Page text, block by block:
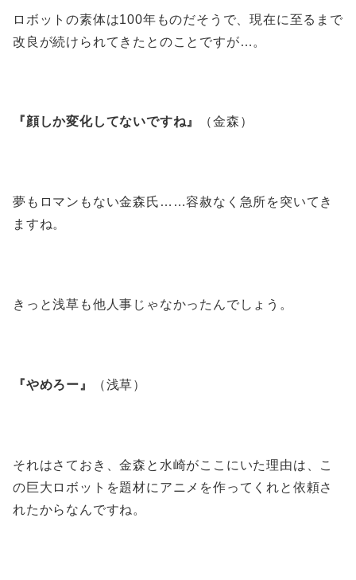
ロボットの素体は100年ものだそうで、現在に至るまで
改良が続けられてきたとのことですが…。
『顔しか変化してないですね』 （金森）
夢もロマンもない金森氏……容赦なく急所を突いてき
ますね。
きっと浅草も他人事じゃなかったんでしょう。
『やめろー』 （浅草）
それはさておき、金森と水崎がここにいた理由は、こ
の巨大ロボットを題材にアニメを作ってくれと依頼さ
れたからなんですね。